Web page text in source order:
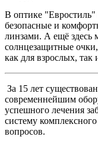
В оптике "Евростиль"
безопасные и
линзами. А ещё здесь
солнцезащитные
как для взрослых, так
За 15 лет
современнейшим
успешного лечения
систему
вопросов.